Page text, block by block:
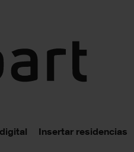
Insertar residencias